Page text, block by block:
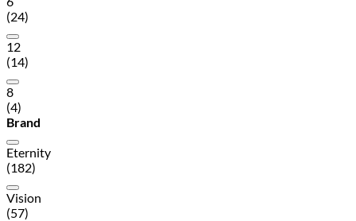
(24)
12
(14)
8
(4)
Brand
Eternity
(182)
Vision
(57)